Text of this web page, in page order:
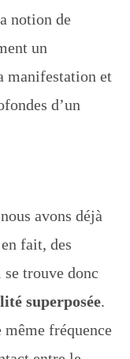
notion de
un
manifestation et
d’un
avons déjà
fait, des
trouve donc
superposée.
fréquence